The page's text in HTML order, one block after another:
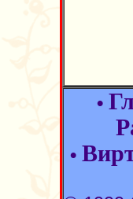
•
•